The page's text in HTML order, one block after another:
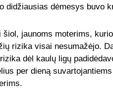
didžiausias dėmesys buvo
jaunoms moterims,
rizika visai nesumažėjo.
dėl kaulų ligų
per dieną